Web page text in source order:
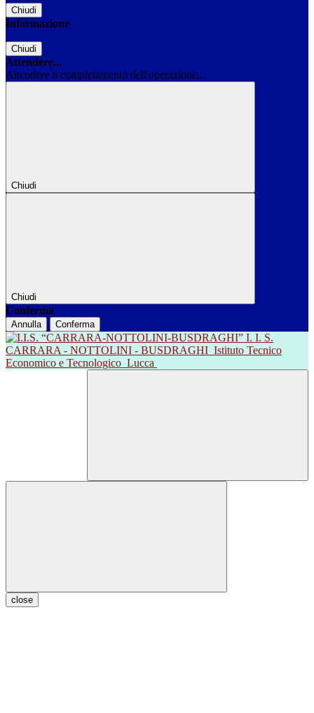
Chiudi
Informazione
Chiudi
Attendere...
Attendere il completamento dell'operazione...
Chiudi
Chiudi
Conferma
Annulla Conferma
I. I. S.
CARRARA - NOTTOLINI - BUSDRAGHI Istituto Tecnico
Economico e Tecnologico Lucca
close